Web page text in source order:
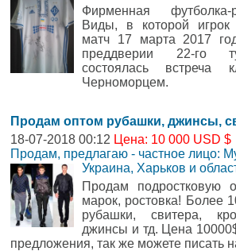
Фирменная футболка-
Виды, в которой
матч 17 марта 2017
преддверии 22-го
состоялась
Черноморцем.
Продам оптом рубашки, джинсы,
18-07-2018 00:12 Цена: 10 000 USD $
Продам, предлагаю - частное лицо:
Украина, Харьков и
Продам подростковую
марок, ростовка! Более
рубашки, свитера,
джинсы и тд. Цена
предложения, так же можете писать